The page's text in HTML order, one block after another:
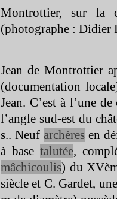
Montrottier, sur la
(photographe : Didier
Jean de Montrottier
(documentation
Jean. C’est à l’une
l’angle sud-est du
s.. Neuf archères en
à base talutée,
mâchicoulis) du
siècle et C. Gardet,